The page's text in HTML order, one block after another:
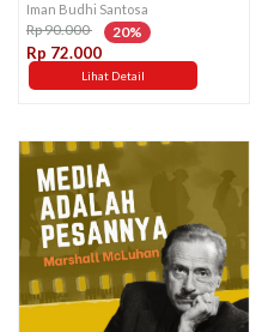
Iman Budhi Santosa
Rp 90.000 20%
Rp 72.000
Lihat Detail